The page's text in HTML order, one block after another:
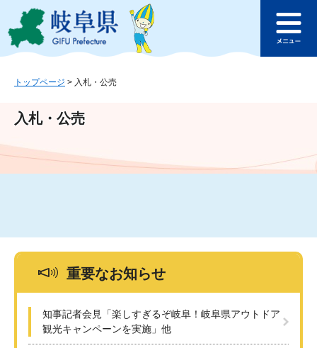
ジ
ュ
文
このページの本文へ
ュ
トップページ > 入札・公売
入札・公売
重要なお知らせ
知事記者会見「楽しすぎるぞ岐阜！岐阜県アウトドア
観光キャンペーンを実施」他